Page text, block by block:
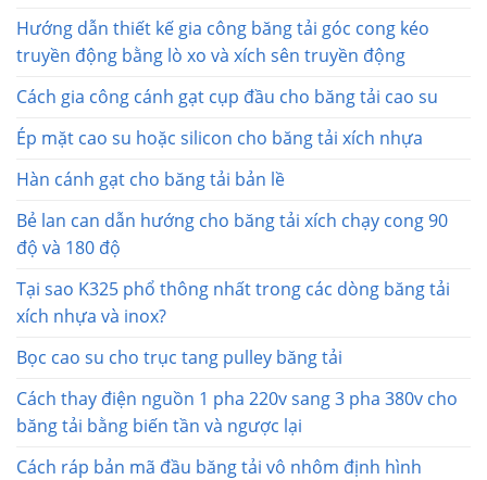
Hướng dẫn thiết kế gia công băng tải góc cong kéo
truyền động bằng lò xo và xích sên truyền động
Cách gia công cánh gạt cụp đầu cho băng tải cao su
Ép mặt cao su hoặc silicon cho băng tải xích nhựa
Hàn cánh gạt cho băng tải bản lề
Bẻ lan can dẫn hướng cho băng tải xích chạy cong 90
độ và 180 độ
Tại sao K325 phổ thông nhất trong các dòng băng tải
xích nhựa và inox?
Bọc cao su cho trục tang pulley băng tải
Cách thay điện nguồn 1 pha 220v sang 3 pha 380v cho
băng tải bằng biến tần và ngược lại
Cách ráp bản mã đầu băng tải vô nhôm định hình